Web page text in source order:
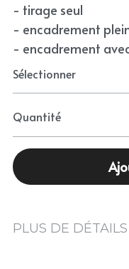
- tirage seul
- encadrement
- encadrement
Sélectionner
Quantité
PLUS DE DÉTAILS